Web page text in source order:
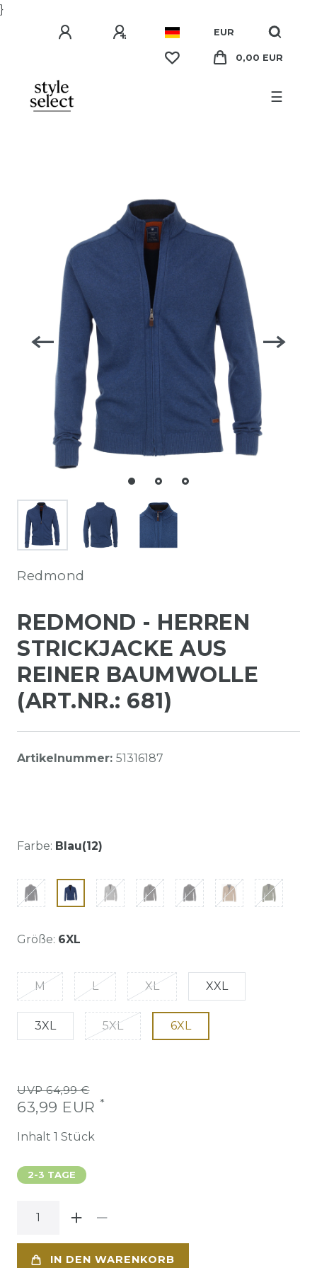
}
EUR
0,00 EUR
☰
Redmond
REDMOND - HERREN
STRICKJACKE AUS
REINER BAUMWOLLE
(ART.NR.: 681)
Artikelnummer: 51316187
Farbe: Blau(12)
Größe: 6XL
M L XL XXL
3XL 5XL 6XL
UVP 64,99 €
63,99 EUR *
Inhalt 1 Stück
2-3 TAGE
IN DEN WARENKORB